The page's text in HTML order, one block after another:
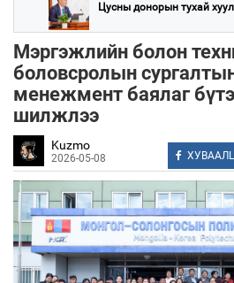
Цусны донорын тухай
Мэргэжлийн болон
боловсролын
менежмент баялаг
шилжлээ
Kuzmo
2026-05-08